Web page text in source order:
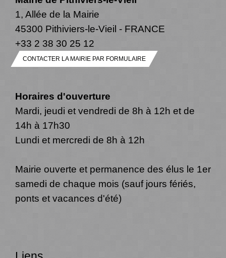
1, Allée de la Mairie
45300 Pithiviers-le-Vieil - FRANCE
+33 2 38 30 25 12
CONTACTER LA MAIRIE PAR FORMULAIRE
Horaires d'ouverture
Mardi, jeudi et vendredi de 8h à 12h et de
14h à 17h30
Lundi et mercredi de 8h à 12h
Mairie ouverte et permanence des élus le 1er
samedi de chaque mois (sauf jours fériés,
ponts et vacances d'été)